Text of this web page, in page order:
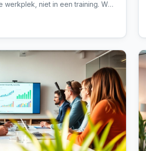
werkplek, niet in een training. We
om er als organisatie
te gaan.